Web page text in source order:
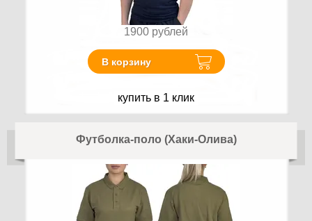
1900 рублей
В корзину
купить в 1 клик
Футболка-поло (Хаки-Олива)